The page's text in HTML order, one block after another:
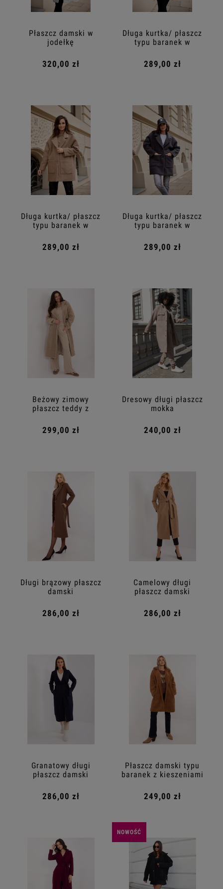
Płaszcz damski w
jodełkę
320,00 zł
Długa kurtka/ płaszcz
typu baranek w
289,00 zł
Długa kurtka/ płaszcz
typu baranek w
289,00 zł
Długa kurtka/ płaszcz
typu baranek w
289,00 zł
Beżowy zimowy
płaszcz teddy z
299,00 zł
Dresowy długi płaszcz
mokka
240,00 zł
Długi brązowy płaszcz
damski
286,00 zł
Camelowy długi
płaszcz damski
286,00 zł
Granatowy długi
płaszcz damski
286,00 zł
Płaszcz damski typu
baranek z kieszeniami
249,00 zł
NOWOŚĆ